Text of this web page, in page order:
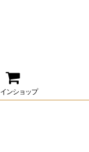
ンショップ